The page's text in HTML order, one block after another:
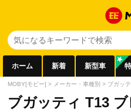
ホーム 新着 新型車
MOBY[モビー] > メーカー・車種別 > ブガッ
ブガッティ T13